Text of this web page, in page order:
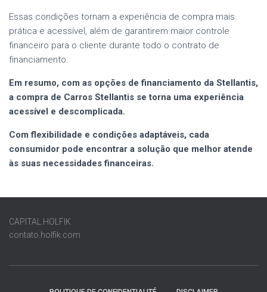
Essas condições tornam a experiência de compra mais
prática e acessível, além de garantirem maior controle
financeiro para o cliente durante todo o contrato de
financiamento.
Em resumo, com as opções de financiamento da Stellantis,
a compra de Carros Stellantis se torna uma experiência
acessível e descomplicada.
Com flexibilidade e condições adaptáveis, cada
consumidor pode encontrar a solução que melhor atende
às suas necessidades financeiras.
CAPITAL.HOLFIK
contato.holfik.com